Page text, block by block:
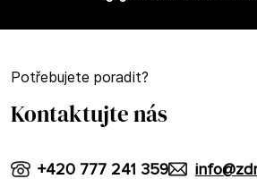
Potřebujete poradit?
Kontaktujte nás
+420 777 241 359